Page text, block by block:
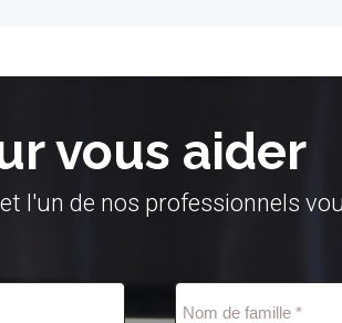
vous aider
l'un de nos professionnels